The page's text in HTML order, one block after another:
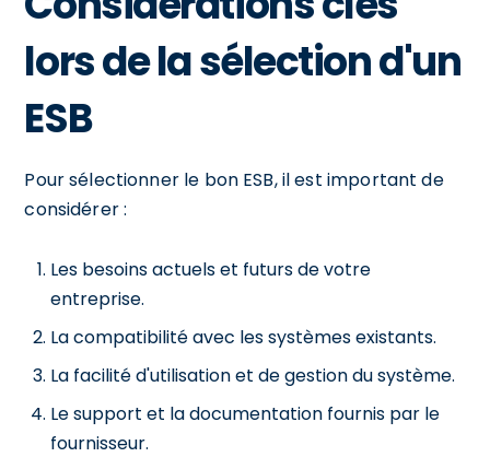
lors de la sélection d'un
ESB
Pour sélectionner le bon ESB, il est important de
considérer :
Les besoins actuels et futurs de votre
entreprise.
La compatibilité avec les systèmes existants.
La facilité d'utilisation et de gestion du système.
Le support et la documentation fournis par le
fournisseur.